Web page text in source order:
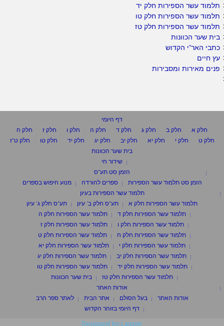
תלמוד עשר הספירות חלק יד
תלמוד עשר הספירות חלק טו
תלמוד עשר הספירות חלק טז
בית שער הכוונות
כתבי האר"י הקדוש
עץ חיים
פנים מאירות ומסבירות
דף היומי
חלק א
חלק ב חלק ג חלק ד חלק ה חלק ו חלק ז
חלק ח
חלק ט
חלק י חלק יא חלק יב חלק יג חלק יד חלק טו
חלק ט"ז
בית שער הכוונות
שידור חי
הזמן סט תע"ס
הזמן סט תלמוד עשר הספירות
ספרים להורדה
מנוע חיפוש בספרים
תלמוד עשר הספירות בעיון
תלמוד עשר הספירות חלק א
תע"ס חלק ב' עיון
תע"ס חלק ג' עיון
תלמוד עשר הספירות חלק ד
תלמוד עשר הספירות חלק ה
תלמוד עשר הספירות חלק ו
תלמוד עשר הספירות חלק ז
תלמוד עשר הספירות חלק ח
תלמוד עשר הספירות חלק ט
תלמוד עשר הספירות חלק י
תלמוד עשר הספירות חלק יא
תלמוד עשר הספירות חלק יב
תלמוד עשר הספירות חלק יג
תלמוד עשר הספירות חלק יד
תלמוד עשר הספירות חלק טו
תלמוד עשר הספירות חלק טז
בית שער הכוונות
אודות האתר
אודות האתר
בעל הסולם אתר הבית
לאתר ספר הרב
דף היומי בזוהר הקדוש
Designed by Laisner